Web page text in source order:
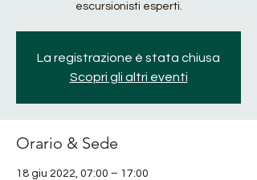
escursionisti esperti.
La registrazione è stata chiusa
Scopri gli altri eventi
Orario & Sede
18 giu 2022, 07:00 – 17:00